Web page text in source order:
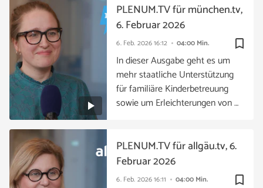
bookmark_border
6. Feb. 202616:12 04:00 Min.
PLENUM.TV für münchen.tv,
6. Februar 2026
In dieser Ausgabe geht es um
mehr staatliche Unterstützung
für familiäre Kinderbetreuung
sowie um Erleichterungen von …
bookmark_border
6. Feb. 202616:11 04:00 Min.
PLENUM.TV für allgäu.tv, 6.
Februar 2026